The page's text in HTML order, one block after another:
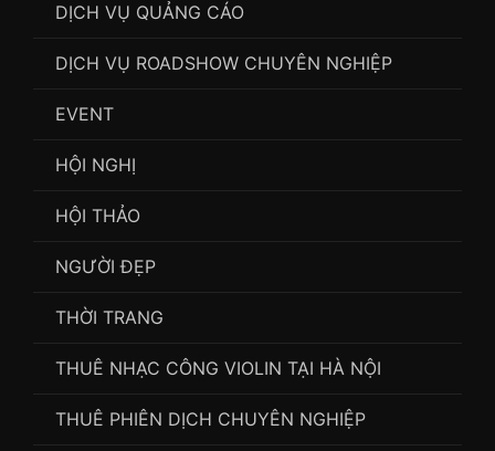
DỊCH VỤ QUẢNG CÁO
DỊCH VỤ ROADSHOW CHUYÊN NGHIỆP
EVENT
HỘI NGHỊ
HỘI THẢO
NGƯỜI ĐẸP
THỜI TRANG
THUÊ NHẠC CÔNG VIOLIN TẠI HÀ NỘI
THUÊ PHIÊN DỊCH CHUYÊN NGHIỆP